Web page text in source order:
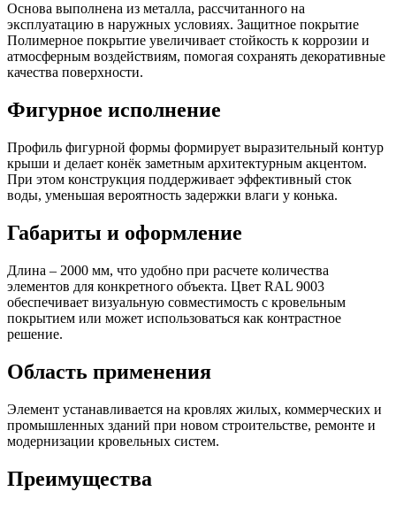
Основа выполнена из металла, рассчитанного на
эксплуатацию в наружных условиях. Защитное покрытие
Полимерное покрытие увеличивает стойкость к коррозии и
атмосферным воздействиям, помогая сохранять декоративные
качества поверхности.
Фигурное исполнение
Профиль фигурной формы формирует выразительный контур
крыши и делает конёк заметным архитектурным акцентом.
При этом конструкция поддерживает эффективный сток
воды, уменьшая вероятность задержки влаги у конька.
Габариты и оформление
Длина – 2000 мм, что удобно при расчете количества
элементов для конкретного объекта. Цвет RAL 9003
обеспечивает визуальную совместимость с кровельным
покрытием или может использоваться как контрастное
решение.
Область применения
Элемент устанавливается на кровлях жилых, коммерческих и
промышленных зданий при новом строительстве, ремонте и
модернизации кровельных систем.
Преимущества